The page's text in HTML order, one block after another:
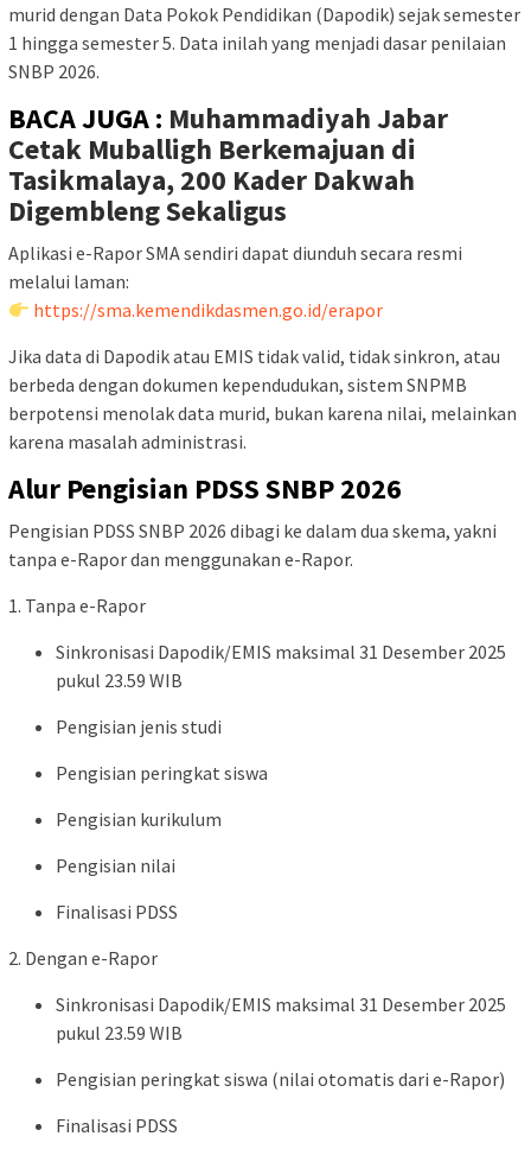
murid dengan Data Pokok Pendidikan (Dapodik) sejak semester
1 hingga semester 5. Data inilah yang menjadi dasar penilaian
SNBP 2026.
BACA JUGA : Muhammadiyah Jabar
Cetak Muballigh Berkemajuan di
Tasikmalaya, 200 Kader Dakwah
Digembleng Sekaligus
Aplikasi e-Rapor SMA sendiri dapat diunduh secara resmi
melalui laman:
https://sma.kemendikdasmen.go.id/erapor
Jika data di Dapodik atau EMIS tidak valid, tidak sinkron, atau
berbeda dengan dokumen kependudukan, sistem SNPMB
berpotensi menolak data murid, bukan karena nilai, melainkan
karena masalah administrasi.
Alur Pengisian PDSS SNBP 2026
Pengisian PDSS SNBP 2026 dibagi ke dalam dua skema, yakni
tanpa e-Rapor dan menggunakan e-Rapor.
1. Tanpa e-Rapor
Sinkronisasi Dapodik/EMIS maksimal 31 Desember 2025
pukul 23.59 WIB
Pengisian jenis studi
Pengisian peringkat siswa
Pengisian kurikulum
Pengisian nilai
Finalisasi PDSS
2. Dengan e-Rapor
Sinkronisasi Dapodik/EMIS maksimal 31 Desember 2025
pukul 23.59 WIB
Pengisian peringkat siswa (nilai otomatis dari e-Rapor)
Finalisasi PDSS